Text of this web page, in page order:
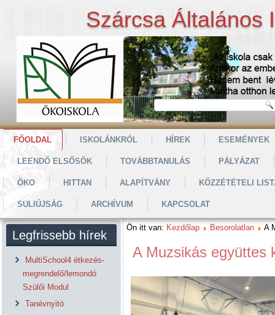
Szárcsa Általános
FŐOLDAL ISKOLÁNKRÓL HÍREK ESEMÉNYEK
LEENDŐ ELSŐSÖK TOVÁBBTANULÁS PÁLYÁZAT
ÖKO HITTAN ALAPÍTVÁNY KÖZZÉTÉTELI
SULIÚJSÁG ARCHÍVUM KAPCSOLAT
Legfrissebb hírek
MultiSchool4 étkezés-
megrendelő/lemondó
Szülői Modul
Tanévnyitó
Ön itt van: Kezdőlap Besorolatlan A
A Muzsikás együttes